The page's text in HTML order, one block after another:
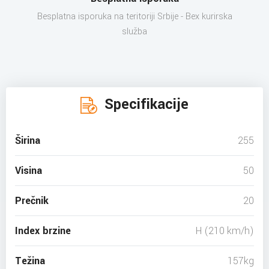
Besplatna isporuka na teritoriji Srbije - Bex kurirska
služba
Specifikacije
Širina 255
Visina 50
Prečnik 20
Index brzine H (210 km/h)
Težina 157kg